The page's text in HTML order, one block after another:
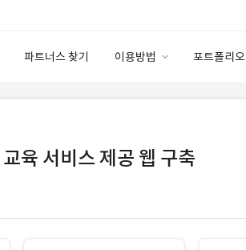
파트너스 찾기 이용방법 포트폴리오
이용요금
고객센터
육 서비스 제공 웹 구축